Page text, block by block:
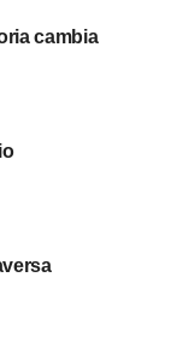
cambia